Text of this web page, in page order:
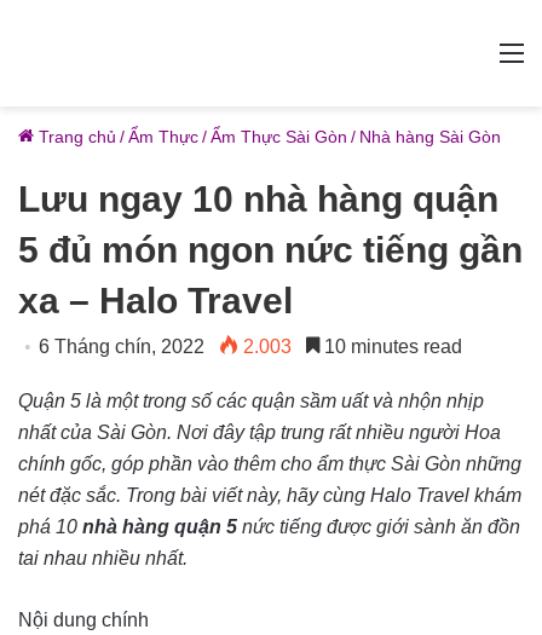
Trang chủ /Ẩm Thực/Ẩm Thực Sài Gòn / Nhà hàng Sài Gòn
Lưu ngay 10 nhà hàng quận
5 đủ món ngon nức tiếng gần
xa – Halo Travel
6 Tháng chín, 2022 2.003 10 minutes read
Quận 5 là một trong số các quận sầm uất và nhộn nhịp
nhất của Sài Gòn. Nơi đây tập trung rất nhiều người Hoa
chính gốc, góp phần vào thêm cho ẩm thực Sài Gòn những
nét đặc sắc. Trong bài viết này, hãy cùng Halo Travel khám
phá 10 nhà hàng quận 5 nức tiếng được giới sành ăn đồn
tai nhau nhiều nhất.
Nội dung chính